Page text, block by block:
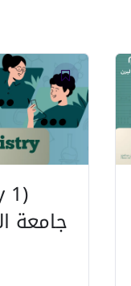
1)
جامعة